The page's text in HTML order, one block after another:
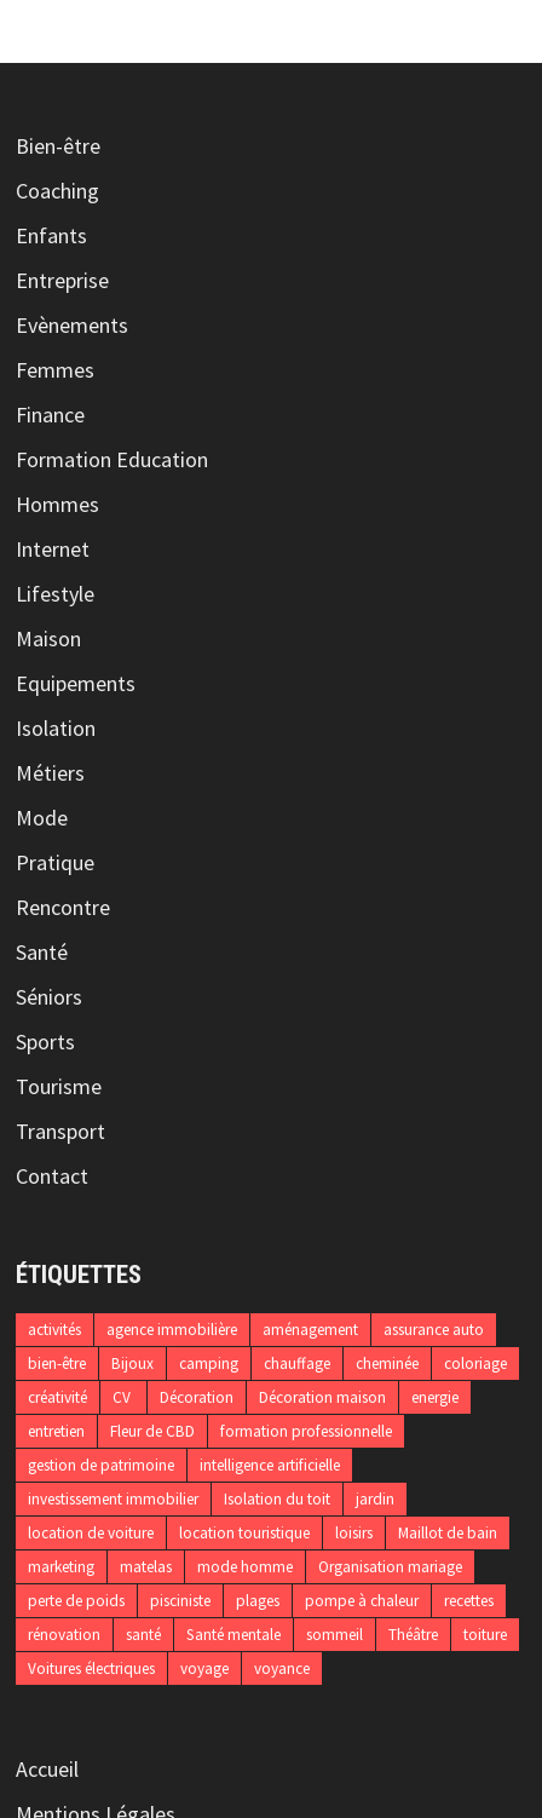
Bien-être
Coaching
Enfants
Entreprise
Evènements
Femmes
Finance
Formation Education
Hommes
Internet
Lifestyle
Maison
Equipements
Isolation
Métiers
Mode
Pratique
Rencontre
Santé
Séniors
Sports
Tourisme
Transport
Contact
ÉTIQUETTES
activités agence immobilière aménagement
assurance auto
bien-être
Bijoux camping chauffage cheminée
coloriage
créativité
CV Décoration Décoration maison
energie
entretien
Fleur de CBD
formation professionnelle
gestion de patrimoine
intelligence artificielle
investissement immobilier
Isolation du toit
jardin
location de voiture
location touristique loisirs
Maillot de bain
marketing
matelas mode homme
Organisation mariage
perte de poids
pisciniste plages pompe à chaleur
recettes
rénovation
santé Santé mentale sommeil Théâtre
toiture
Voitures électriques
voyage voyance
Accueil